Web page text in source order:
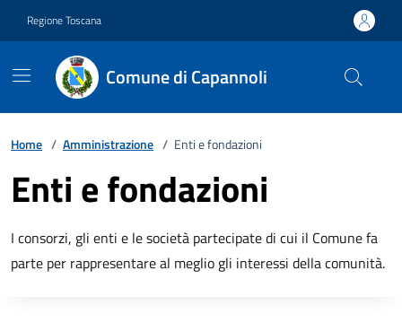
Regione Toscana
Comune di Capannoli
Home / Amministrazione / Enti e fondazioni
Enti e fondazioni
I consorzi, gli enti e le società partecipate di cui il Comune fa
parte per rappresentare al meglio gli interessi della comunità.